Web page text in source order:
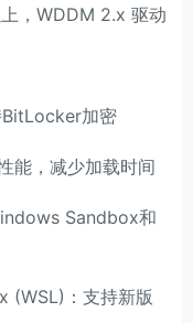
，WDDM 2.x 驱动
加密
，减少加载时间
Sandbox和
：支持新版